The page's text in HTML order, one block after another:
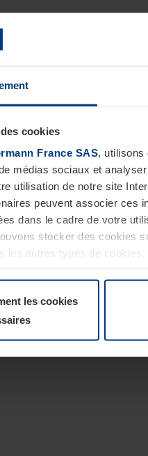
cookies
France SAS, utilisons
médias sociaux et
utilisation de notre site
peuvent associer ces
dans le cadre de votre
stocker des cookies
les autres types de
les cookies